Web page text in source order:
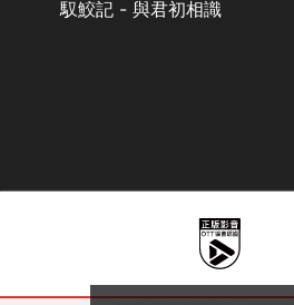
馭鮫記 - 與君初相識